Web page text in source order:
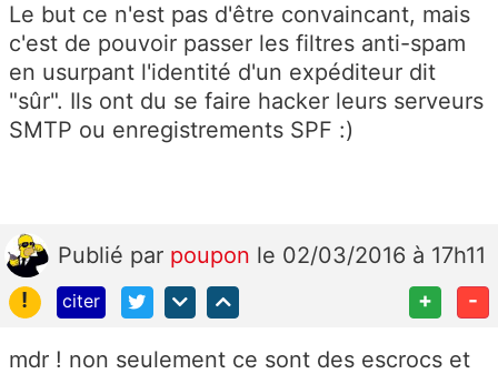
Le but ce n'est pas d'être convaincant, mais
c'est de pouvoir passer les filtres anti-spam
en usurpant l'identité d'un expéditeur dit
"sûr". Ils ont du se faire hacker leurs serveurs
SMTP ou enregistrements SPF :)
Publié par poupon le 02/03/2016 à 17h11
!
citer + -
mdr ! non seulement ce sont des escrocs et